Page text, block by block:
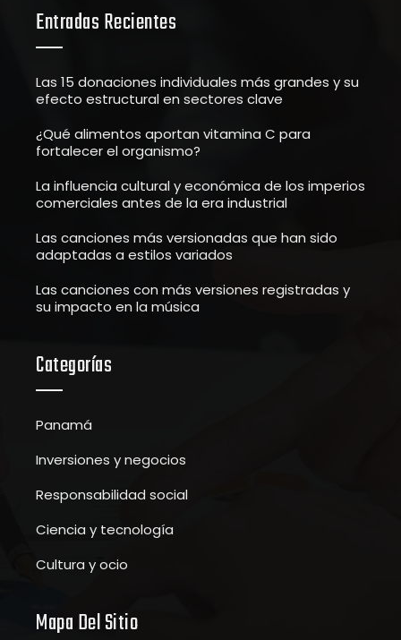
Entradas Recientes
Las 15 donaciones individuales más grandes y su
efecto estructural en sectores clave
¿Qué alimentos aportan vitamina C para
fortalecer el organismo?
La influencia cultural y económica de los imperios
comerciales antes de la era industrial
Las canciones más versionadas que han sido
adaptadas a estilos variados
Las canciones con más versiones registradas y
su impacto en la música
Categorías
Panamá
Inversiones y negocios
Responsabilidad social
Ciencia y tecnología
Cultura y ocio
Mapa Del Sitio